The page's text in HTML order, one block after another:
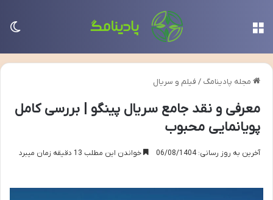
مجله پادینامگ / فیلم و سریال
معرفی و نقد جامع سریال پینگو | بررسی کامل
پویانمایی محبوب
آخرین به روز رسانی: 06/08/1404 خواندن این مطلب 13 دقیقه زمان میبرد